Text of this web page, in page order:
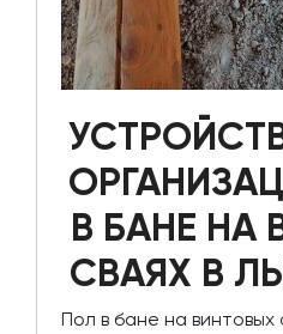
В БАНЕ НА
СВАЯХ В
Пол в бане на винтовых